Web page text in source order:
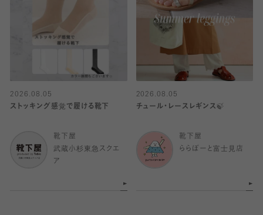
2026.08.05
ストッキング感覚で履ける靴下
靴下屋
武蔵小杉東急スクエ
ア
2026.08.05
チュール・レースレギンス🍃
靴下屋
ららぽーと富士見店